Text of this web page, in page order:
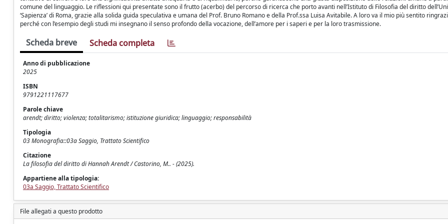
comune del linguaggio. Le riflessioni qui presentate sono il frutto (acerbo) del percorso di ricerca che porto avanti nell’Istituto di Filosofia del diritto
‘Sapienza’ di Roma, grazie alla solida guida speculativa e umana del Prof. Bruno Romano e della Prof.ssa Luisa Avitabile. A loro va il mio più sentito
perché con l’esempio degli studi mi insegnano il senso profondo della vocazione, dell’amore per i saperi e per la loro trasmissione.
Scheda breve Scheda completa
Anno di pubblicazione
2025
ISBN
9791221117677
Parole chiave
arendt; diritto; violenza; totalitarismo; istituzione giuridica; linguaggio; responsabilità
Tipologia
03 Monografia::03a Saggio, Trattato Scientifico
Citazione
La filosofia del diritto di Hannah Arendt / Castorino, M.. - (2025).
Appartiene alla tipologia:
03a Saggio, Trattato Scientifico
File allegati a questo prodotto